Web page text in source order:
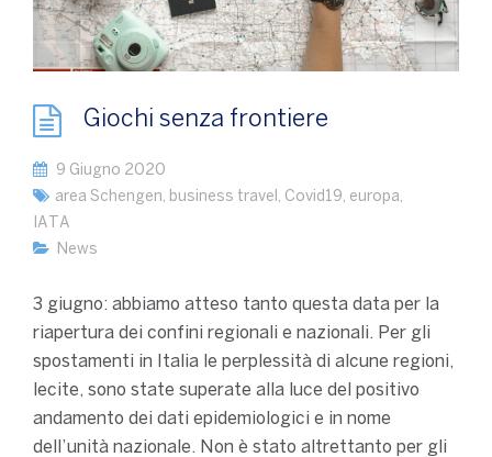
Giochi senza frontiere
9 Giugno 2020
area Schengen
business travel Covid19 europa
IATA
News
3 giugno: abbiamo atteso tanto questa data per la
riapertura dei confini regionali e nazionali. Per gli
spostamenti in Italia le perplessità di alcune regioni,
lecite, sono state superate alla luce del positivo
andamento dei dati epidemiologici e in nome
dell’unità nazionale. Non è stato altrettanto per gli